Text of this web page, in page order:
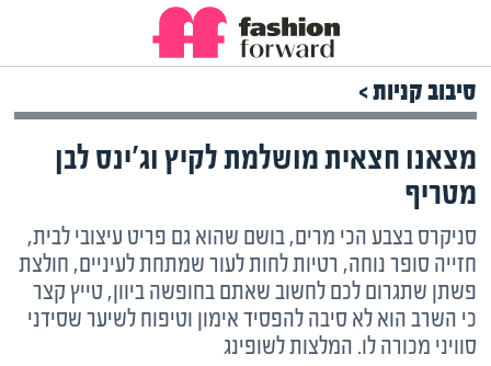
סיבוב קניות >
מצאנו חצאית מושלמת לקיץ וג'ינס לבן
מטריף
סניקרס בצבע הכי מרים, בושם שהוא גם פריט עיצובי לבית,
חזייה סופר נוחה, רטיות לחות לעור שמתחת לעיניים, חולצת
פשתן שתגרום לכם לחשוב שאתם בחופשה ביוון, טייץ קצר
כי השרב הוא לא סיבה להפסיד אימון וטיפוח לשיער שסידני
סוויני מכורה לו. המלצות לשופינג